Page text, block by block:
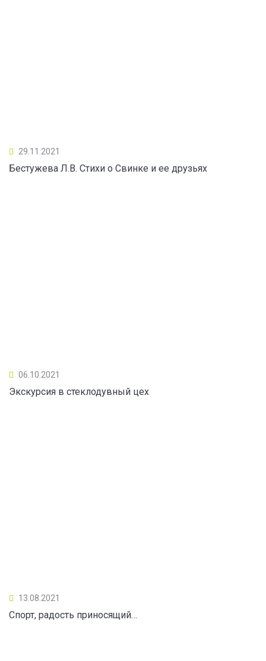
29.11.2021
Бестужева Л.В. Стихи о Свинке и ее друзьях
06.10.2021
Экскурсия в стеклодувный цех
13.08.2021
Спорт, радость приносящий…